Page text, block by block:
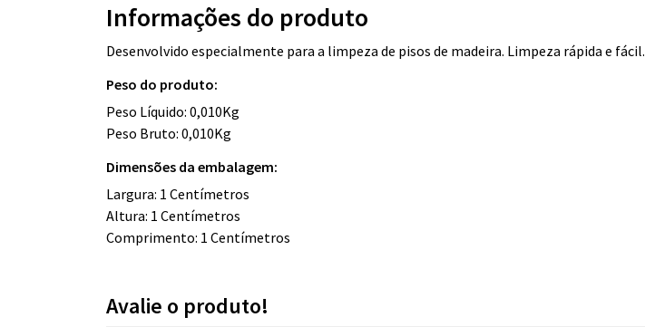
Informações do produto
Desenvolvido especialmente para a limpeza de pisos de madeira. Limpeza rápida e fácil.
Peso do produto:
Peso Líquido: 0,010Kg
Peso Bruto: 0,010Kg
Dimensões da embalagem:
Largura: 1 Centímetros
Altura: 1 Centímetros
Comprimento: 1 Centímetros
Avalie o produto!